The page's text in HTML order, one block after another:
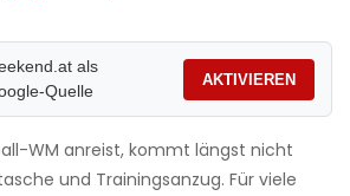
als
Quelle
AKTIVIEREN
WM anreist, kommt längst nicht
und Trainingsanzug. Für viele